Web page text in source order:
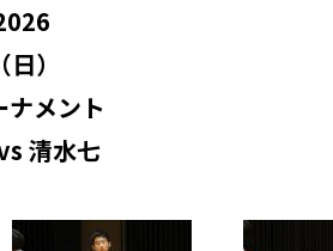
）
メント
清水七